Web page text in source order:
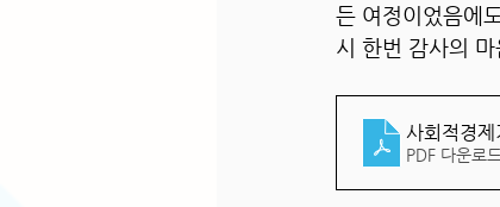
든 여정이었음에
시 한번 감사의 마
사회적경
PDF 다운로